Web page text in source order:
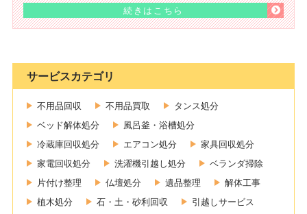
続きはこちら
サービスカテゴリ
不用品回収 不用品買取
タンス処分
ベッド解体処分
風呂釜・浴槽処分
冷蔵庫回収処分
エアコン処分
家具回収処分
家電回収処分
洗濯機引越し処分
ベランダ掃除
片付け整理
仏壇処分 遺品整理
解体工事
植木処分
石・土・砂利回収
引越しサービス